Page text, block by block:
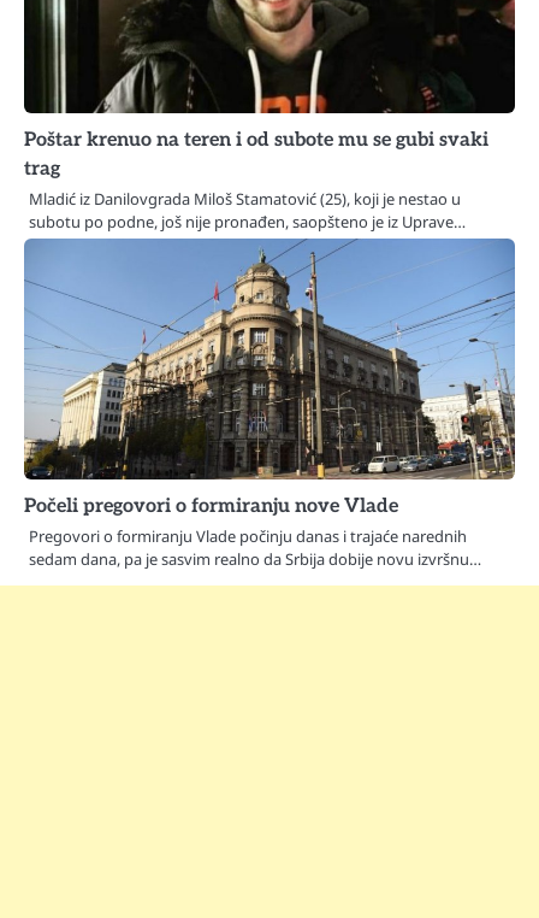
Poštar krenuo na teren i od subote mu se gubi svaki
trag
Mladić iz Danilovgrada Miloš Stamatović (25), koji je nestao u
subotu po podne, još nije pronađen, saopšteno je iz Uprave…
Počeli pregovori o formiranju nove Vlade
Pregovori o formiranju Vlade počinju danas i trajaće narednih
sedam dana, pa je sasvim realno da Srbija dobije novu izvršnu…